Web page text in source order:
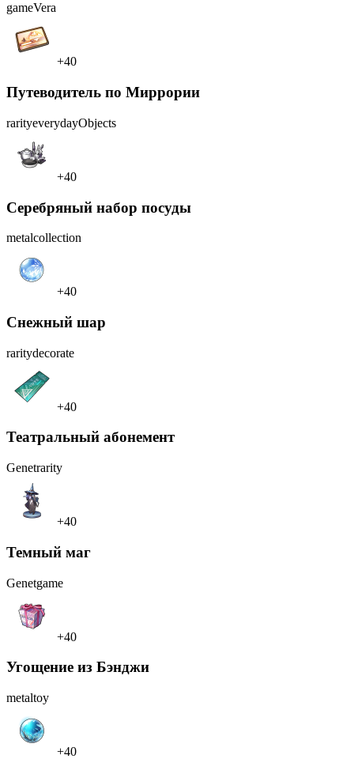
gameVera
+40
Путеводитель по Миррории
rarityeverydayObjects
+40
Серебряный набор посуды
metalcollection
+40
Снежный шар
raritydecorate
+40
Театральный абонемент
Genetrarity
+40
Темный маг
Genetgame
+40
Угощение из Бэнджи
metaltoy
+40